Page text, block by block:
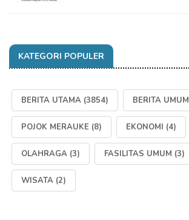
KATEGORI POPULER
BERITA UTAMA (3854) BERITA UMUM
POJOK MERAUKE (8) EKONOMI (4)
OLAHRAGA (3) FASILITAS UMUM (3)
WISATA (2)